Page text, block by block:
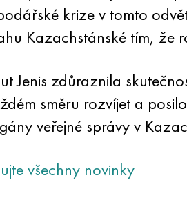
krize v tomto
Kazachstánské tím, že
Jenis zdůraznila
směru rozvíjet a
veřejné správy v
všechny novinky